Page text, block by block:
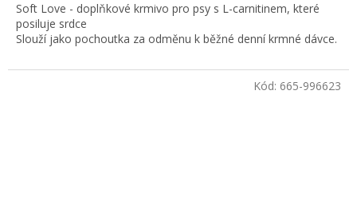
Soft Love - doplňkové krmivo pro psy s L-carnitinem, které
posiluje srdce
Slouží jako pochoutka za odměnu k běžné denní krmné dávce.
Kód: 665-996623